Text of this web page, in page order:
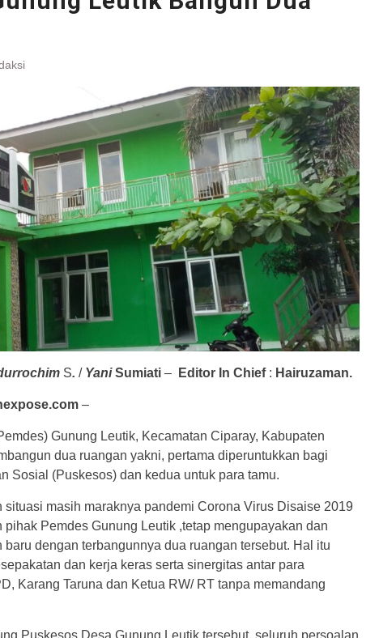
S. / Yani Sumiati – Editor In Chief: Hairuzaman.
–
Gunung Leutik, Kecamatan Ciparay, Kabupaten
dua ruangan yakni, pertama diperuntukkan bagi
Sosial (Puskesos) dan kedua untuk para tamu.
situasi masih maraknya pandemi Corona Virus Disaise 2019
pihak Pemdes Gunung Leutik ,tetap mengupayakan dan
baru dengan terbangunnya dua ruangan tersebut. Hal itu
dan kerja keras serta sinergitas antar para
Karang Taruna dan Ketua RW/ RT tanpa memandang